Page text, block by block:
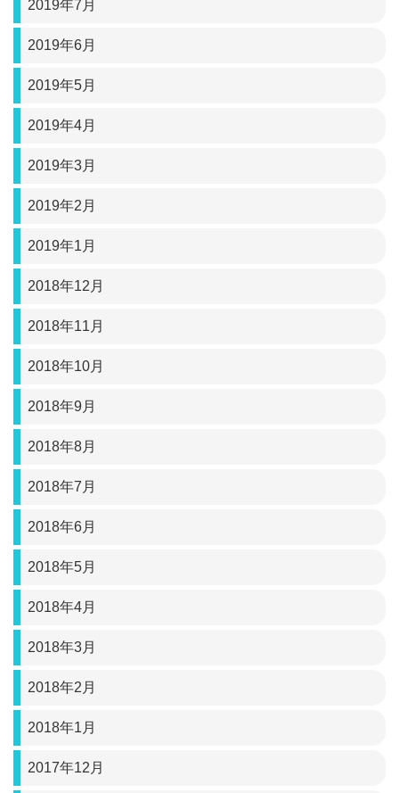
2019年7月
2019年6月
2019年5月
2019年4月
2019年3月
2019年2月
2019年1月
2018年12月
2018年11月
2018年10月
2018年9月
2018年8月
2018年7月
2018年6月
2018年5月
2018年4月
2018年3月
2018年2月
2018年1月
2017年12月